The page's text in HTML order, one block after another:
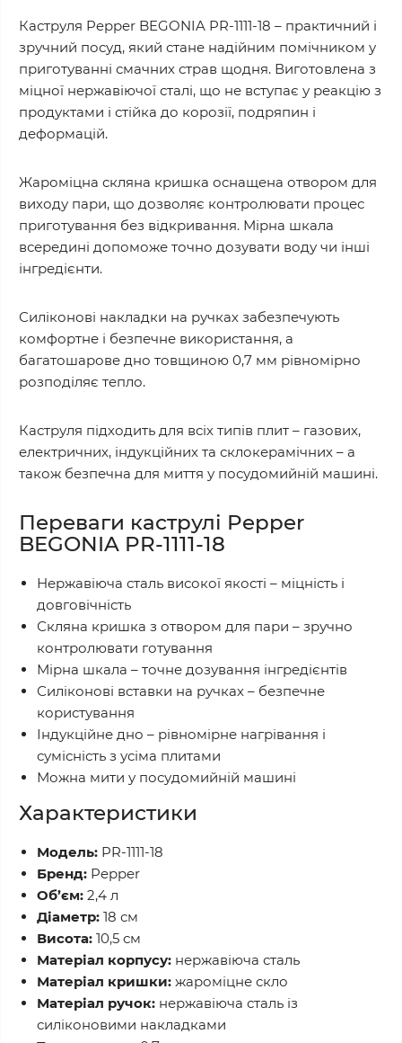
Каструля Pepper BEGONIA PR-1111-18 – практичний і
зручний посуд, який стане надійним помічником у
приготуванні смачних страв щодня. Виготовлена з
міцної нержавіючої сталі, що не вступає у реакцію з
продуктами і стійка до корозії, подряпин і
деформацій.
Жароміцна скляна кришка оснащена отвором для
виходу пари, що дозволяє контролювати процес
приготування без відкривання. Мірна шкала
всередині допоможе точно дозувати воду чи інші
інгредієнти.
Силіконові накладки на ручках забезпечують
комфортне і безпечне використання, а
багатошарове дно товщиною 0,7 мм рівномірно
розподіляє тепло.
Каструля підходить для всіх типів плит – газових,
електричних, індукційних та склокерамічних – а
також безпечна для миття у посудомийній машині.
Переваги каструлі Pepper
BEGONIA PR-1111-18
Нержавіюча сталь високої якості – міцність і
довговічність
Скляна кришка з отвором для пари – зручно
контролювати готування
Мірна шкала – точне дозування інгредієнтів
Силіконові вставки на ручках – безпечне
користування
Індукційне дно – рівномірне нагрівання і
сумісність з усіма плитами
Можна мити у посудомийній машині
Характеристики
Модель: PR-1111-18
Бренд: Pepper
Об’єм: 2,4 л
Діаметр: 18 см
Висота: 10,5 см
Матеріал корпусу: нержавіюча сталь
Матеріал кришки: жароміцне скло
Матеріал ручок: нержавіюча сталь із
силіконовими накладками